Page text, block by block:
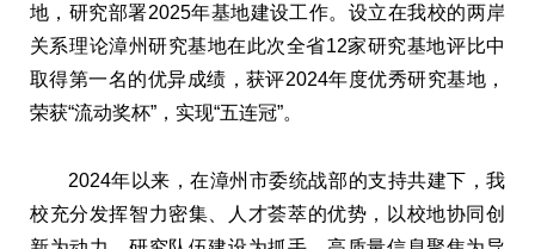
地，研究部署2025年基地建设工作。设立在我校的两岸
关系理论漳州研究基地在此次全省12家研究基地评比中
取得第一名的优异成绩，获评2024年度优秀研究基地，
荣获“流动奖杯”，实现“五连冠”。
2024年以来，在漳州市委统战部的支持共建下，我
校充分发挥智力密集、人才荟萃的优势，以校地协同创